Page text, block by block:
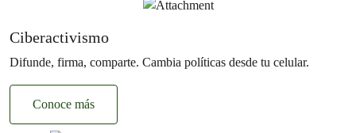
Ciberactivismo
Difunde, firma, comparte. Cambia políticas desde tu celular.
Conoce más